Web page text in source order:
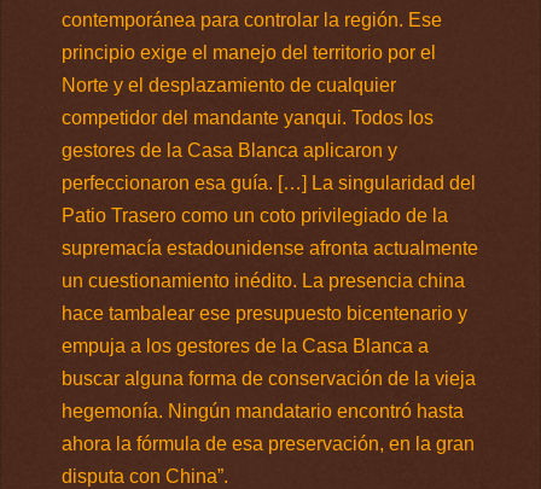
contemporánea para controlar la región. Ese
principio exige el manejo del territorio por el
Norte y el desplazamiento de cualquier
competidor del mandante yanqui. Todos los
gestores de la Casa Blanca aplicaron y
perfeccionaron esa guía. […] La singularidad del
Patio Trasero como un coto privilegiado de la
supremacía estadounidense afronta actualmente
un cuestionamiento inédito. La presencia china
hace tambalear ese presupuesto bicentenario y
empuja a los gestores de la Casa Blanca a
buscar alguna forma de conservación de la vieja
hegemonía. Ningún mandatario encontró hasta
ahora la fórmula de esa preservación, en la gran
disputa con China”.